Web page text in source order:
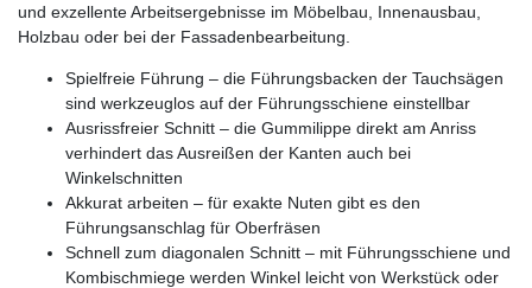
und exzellente Arbeitsergebnisse im Möbelbau, Innenausbau,
Holzbau oder bei der Fassadenbearbeitung.
Spielfreie Führung – die Führungsbacken der Tauchsägen
sind werkzeuglos auf der Führungsschiene einstellbar
Ausrissfreier Schnitt – die Gummilippe direkt am Anriss
verhindert das Ausreißen der Kanten auch bei
Winkelschnitten
Akkurat arbeiten – für exakte Nuten gibt es den
Führungsanschlag für Oberfräsen
Schnell zum diagonalen Schnitt – mit Führungsschiene und
Kombischmiege werden Winkel leicht von Werkstück oder